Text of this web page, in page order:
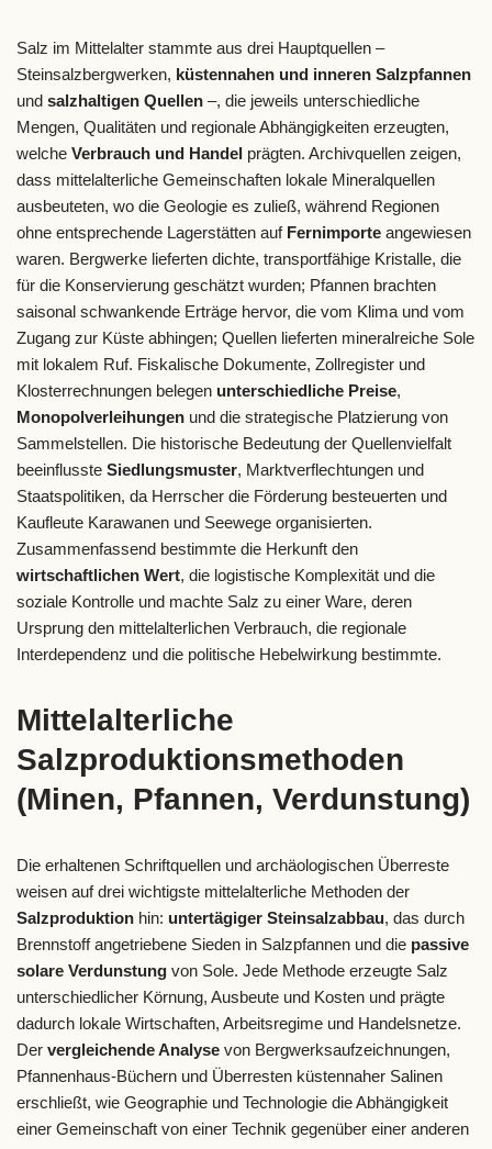
Salz im Mittelalter stammte aus drei Hauptquellen –
Steinsalzbergwerken, küstennahen und inneren Salzpfannen
und salzhaltigen Quellen –, die jeweils unterschiedliche
Mengen, Qualitäten und regionale Abhängigkeiten erzeugten,
welche Verbrauch und Handel prägten. Archivquellen zeigen,
dass mittelalterliche Gemeinschaften lokale Mineralquellen
ausbeuteten, wo die Geologie es zuließ, während Regionen
ohne entsprechende Lagerstätten auf Fernimporte angewiesen
waren. Bergwerke lieferten dichte, transportfähige Kristalle, die
für die Konservierung geschätzt wurden; Pfannen brachten
saisonal schwankende Erträge hervor, die vom Klima und vom
Zugang zur Küste abhingen; Quellen lieferten mineralreiche Sole
mit lokalem Ruf. Fiskalische Dokumente, Zollregister und
Klosterrechnungen belegen unterschiedliche Preise,
Monopolverleihungen und die strategische Platzierung von
Sammelstellen. Die historische Bedeutung der Quellenvielfalt
beeinflusste Siedlungsmuster, Marktverflechtungen und
Staatspolitiken, da Herrscher die Förderung besteuerten und
Kaufleute Karawanen und Seewege organisierten.
Zusammenfassend bestimmte die Herkunft den
wirtschaftlichen Wert, die logistische Komplexität und die
soziale Kontrolle und machte Salz zu einer Ware, deren
Ursprung den mittelalterlichen Verbrauch, die regionale
Interdependenz und die politische Hebelwirkung bestimmte.
Mittelalterliche
Salzproduktionsmethoden
(Minen, Pfannen, Verdunstung)
Die erhaltenen Schriftquellen und archäologischen Überreste
weisen auf drei wichtigste mittelalterliche Methoden der
Salzproduktion hin: untertägiger Steinsalzabbau, das durch
Brennstoff angetriebene Sieden in Salzpfannen und die passive
solare Verdunstung von Sole. Jede Methode erzeugte Salz
unterschiedlicher Körnung, Ausbeute und Kosten und prägte
dadurch lokale Wirtschaften, Arbeitsregime und Handelsnetze.
Der vergleichende Analyse von Bergwerksaufzeichnungen,
Pfannenhaus-Büchern und Überresten küstennaher Salinen
erschließt, wie Geographie und Technologie die Abhängigkeit
einer Gemeinschaft von einer Technik gegenüber einer anderen